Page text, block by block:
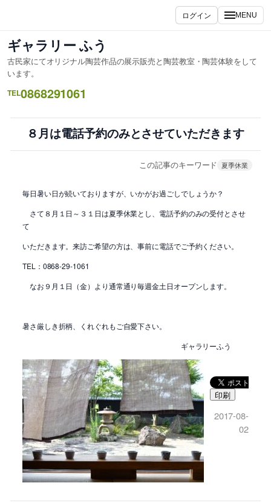
ス
キ
ッ
プ
ログイン MENU
ギャラリー ふう
古民家にてオリジナル陶芸作品の展示販売と陶芸教室・陶芸体験をして
います。
TEL0868291061
８月は電話予約のみとさせていただきます
この記事のキーワード 夏季休業
毎日暑い日が続いておりますが、いかがお過ごしでしょうか？
さて８月１日～３１日は夏季休業とし、電話予約のみの受付とさせ
て
いただきます。来訪ご希望の方は、事前に電話でご予約ください。
TEL：0868-29-1061
なお９月１日（金）より通常通り毎週金土日オープンします。
暑さ厳しき折柄、くれぐれもご自愛下さい。
ギャラリーふう
印刷
2017-08-
02